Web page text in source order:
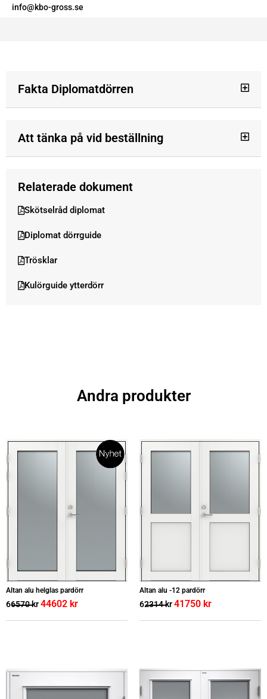
info@kbo-gross.se
Fakta Diplomatdörren
Att tänka på vid beställning
Relaterade dokument
Skötselråd diplomat
Diplomat dörrguide
Trösklar
Kulörguide ytterdörr
Andra produkter
Altan alu helglas pardörr
66570kr44602 kr
Altan alu -12 pardörr
62314kr41750 kr